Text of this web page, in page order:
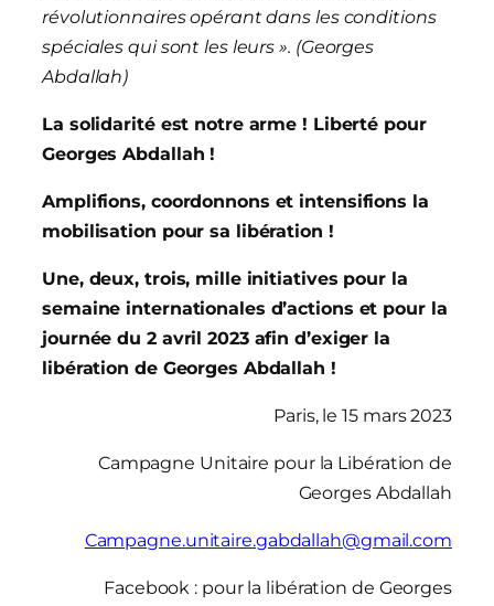
révolutionnaires opérant dans les conditions
spéciales qui sont les leurs ». (Georges
Abdallah)
La solidarité est notre arme ! Liberté pour
Georges Abdallah !
Amplifions, coordonnons et intensifions la
mobilisation pour sa libération !
Une, deux, trois, mille initiatives pour la
semaine internationales d’actions et pour la
journée du 2 avril 2023 afin d’exiger la
libération de Georges Abdallah !
Paris, le 15 mars 2023
Campagne Unitaire pour la Libération de
Georges Abdallah
Campagne.unitaire.gabdallah@gmail.com
Facebook : pour la libération de Georges